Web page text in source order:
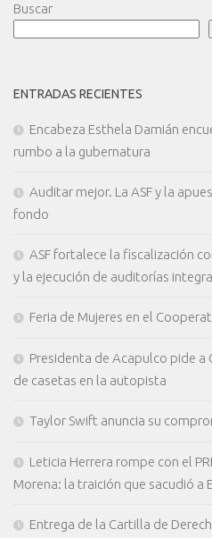
Buscar
ENTRADAS RECIENTES
Encabeza Esthela Damián
rumbo a la gubernatura
Auditar mejor. La ASF y la
fondo
ASF fortalece la fiscalización
y la ejecución de auditorías
Feria de Mujeres en el
Presidenta de Acapulco pide
de casetas en la autopista
Taylor Swift anuncia su
Leticia Herrera rompe con el
Morena: la traición que sacudió a
Entrega de la Cartilla de